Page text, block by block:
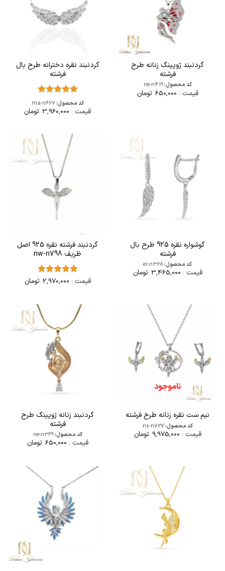
گردنبند ژوپینگ زنانه طرح
فرشته
کد محصول:ne-n419
قیمت : 650,000 تومان
گردنبند نقره دخترانه طرح بال
فرشته
امتیاز5از
5
کد محصول:ma-n627
قیمت : 3,960,000 تومان
گوشواره نقره 925 طرح بال
فرشته
کد محصول:er-n328
قیمت : 3,465,000 تومان
گردنبند فرشته نقره 925 اصل
ظریف nw-n798
امتیاز5از
قیمت : 2,970,000 تومان
ناموجود
نیم ست نقره زنانه طرح فرشته
کد محصول:ns-n727
قیمت : 9,975,000 تومان
گردنبند زنانه ژوپینگ طرح
فرشته
کد محصول:ne-n369
قیمت : 650,000 تومان